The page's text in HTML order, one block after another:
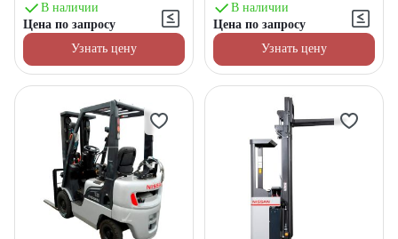
В наличии
Цена по запросу
Узнать цену
В наличии
Цена по запросу
Узнать цену